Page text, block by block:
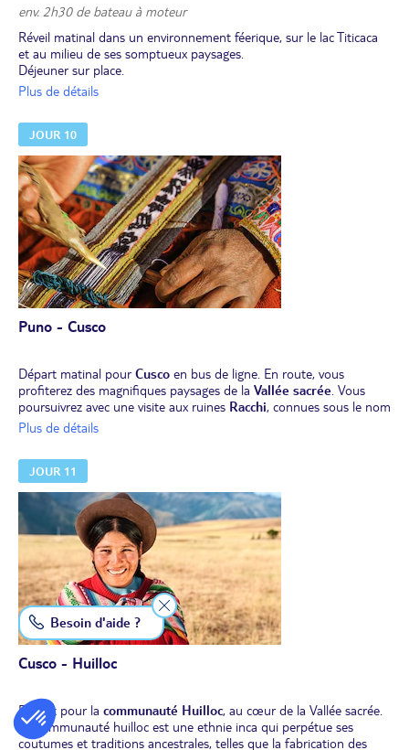
env. 2h30 de bateau à moteur
Réveil matinal dans un environnement féerique, sur le lac Titicaca
et au milieu de ses somptueux paysages.
Déjeuner sur place.
Embarquement et retour à Puno. Temps libre pour flâner dans la
Dîner et nuit à votre hôtel.
Plus de détails
JOUR 10
Puno - Cusco
Départ matinal pourCusco en bus de ligne. En route, vous
profiterez des magnifiques paysages de la Vallée sacrée. Vous
poursuivrez avec une visite aux ruines Racchi, connues sous le nom
du "temple du dieu Wiracocha”.
Arrivée àCusco
Nuit à Cusco.
Plus de détails
JOUR 11
Cusco - Huilloc
Départ pour la communauté Huilloc, au cœur de la Vallée sacrée.
La communauté huilloc est une ethnie inca qui perpétue ses
coutumes et traditions ancestrales, telles que la fabrication des
Besoin d'aide ?